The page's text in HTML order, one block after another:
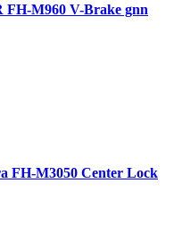
FH-M960 V-Brake gnn
FH-M3050 Center Lock